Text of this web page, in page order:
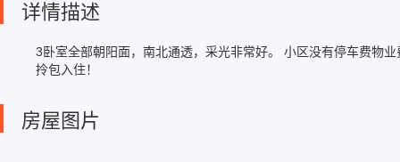
详情描述
3卧室全部朝阳面，南北通透，采光非常好。 小区没有停车费物
拎包入住！
房屋图片